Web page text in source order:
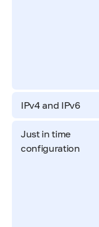
IPv4 and IPv6
Just in time
configuration